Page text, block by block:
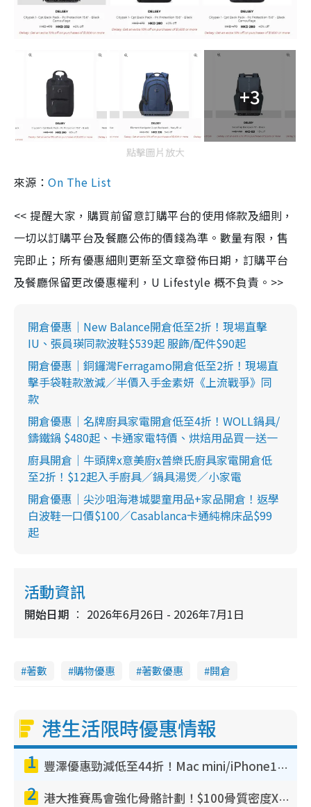
+3
點擊圖片放大
來源：On The List
<< 提醒大家，購買前留意訂購平台的使用條款及細則，
一切以訂購平台及餐廳公佈的價錢為準。數量有限，售
完即止；所有優惠細則更新至文章發佈日期，訂購平台
及餐廳保留更改優惠權利，U Lifestyle 概不負責。>>
開倉優惠｜New Balance開倉低至2折！現場直擊
IU、張員瑛同款波鞋$539起 服飾/配件$90起
開倉優惠｜銅鑼灣Ferragamo開倉低至2折！現場直
擊手袋鞋款激減／半價入手金素妍《上流戰爭》同
款
開倉優惠｜名牌廚具家電開倉低至4折！WOLL鍋具/
鑄鐵鍋 $480起、卡通家電特價、烘焙用品買一送一
廚具開倉｜牛頭牌x意美廚x普樂氏廚具家電開倉低
至2折！$12起入手廚具／鍋具湯煲／小家電
開倉優惠｜尖沙咀海港城嬰童用品+家品開倉！返學
白波鞋一口價$100／Casablanca卡通純棉床品$99
起
活動資訊
開始日期 2026年6月26日 - 2026年7月1日
著數 購物優惠 著數優惠 開倉
港生活限時優惠情報
1 豐澤優惠勁減低至44折！Mac mini/iPhone17Pro大減價！廚房家電$220起
2 港大推賽馬會強化骨骼計劃！$100骨質密度X光檢查 完成免費運動訓練送超市禮券！附參加資格